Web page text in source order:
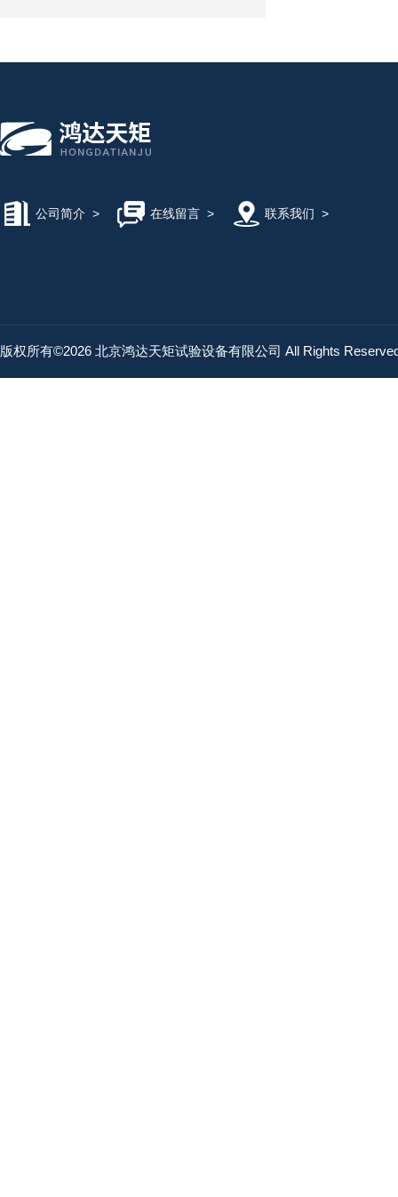
公司简介 > 在线留言> 联系我们 >
版权所有©2026 北京鸿达天矩试验设备有限公司 All Rights